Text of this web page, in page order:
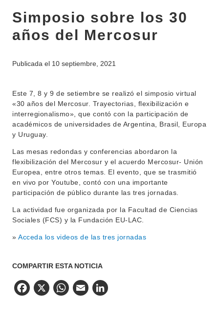
DEPARTAMENTOS
ENSEÑANZA
SERVICIOS
LLAMADOS
CONTACTO
POSGRADOS
MOVILIDAD ACADÉMICA
BIBLIOTECA
Simposio sobre los 30
años del Mercosur
Publicada el 10 septiembre, 2021
Este 7, 8 y 9 de setiembre se realizó el simposio virtual
«30 años del Mercosur. Trayectorias, flexibilización e
interregionalismo», que contó con la participación de
académicos de universidades de Argentina, Brasil, Europa
y Uruguay.
Las mesas redondas y conferencias abordaron la
flexibilización del Mercosur y el acuerdo Mercosur- Unión
Europea, entre otros temas. El evento, que se trasmitió
en vivo por Youtube, contó con una importante
participación de público durante las tres jornadas.
La actividad fue organizada por la Facultad de Ciencias
Sociales (FCS) y la Fundación EU-LAC.
» Acceda los videos de las tres jornadas
COMPARTIR ESTA NOTICIA
Facebook
X WhatsApp
Email